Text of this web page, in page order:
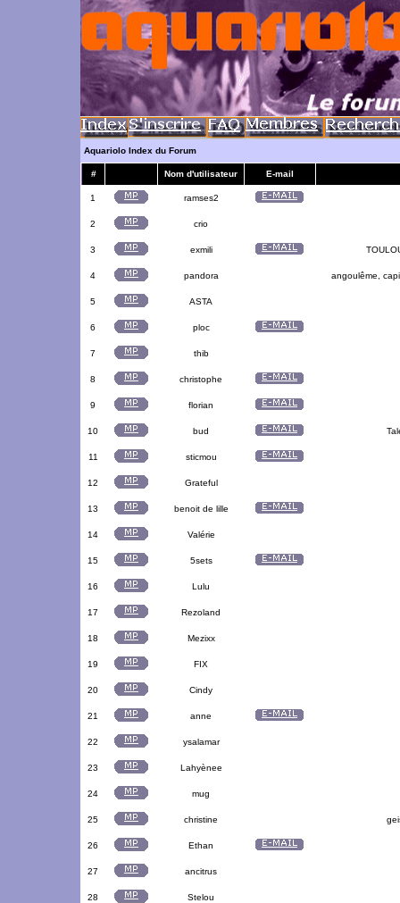
Aquariolo Index du Forum
# Nom d'utilisateur E-mail
1 ramses2
2 crio
3 exmili
4 pandora angoulême,
5 ASTA
6 ploc
7 thib
8 christophe
9 florian
10 bud
11 sticmou
12 Grateful
13 benoit de lille
14 Valérie
15 5sets
16 Lulu
17 Rezoland
18 Mezixx
19 FIX
20 Cindy
21 anne
22 ysalamar
23 Lahyènee
24 mug
25 christine
26 Ethan
27 ancitrus
28 Stelou